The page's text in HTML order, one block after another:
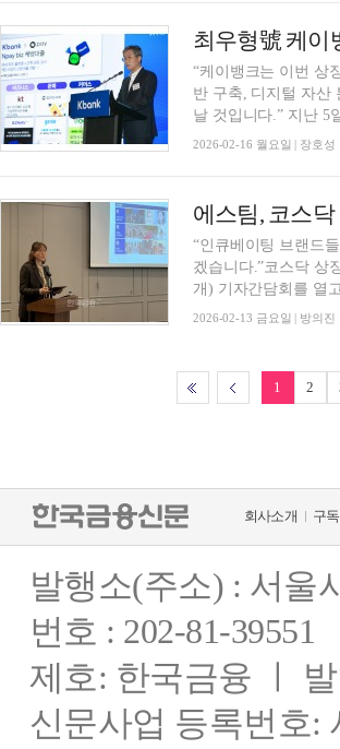
“케이뱅크는 이번 상
반 구축, 디지털 자산
날 것입니다.” 지
2026-02-16 월요일 | 장호성
“인큐베이팅 브랜드
겠습니다.”코스닥 상
개) 기자간담회를 열
2026-02-13 금요일 | 방의진
1 2
회사소개 구
발행소(주소) : 서울
번호 : 202-81-39551
제호: 한국금융 ㅣ
신문사업 등록번호: